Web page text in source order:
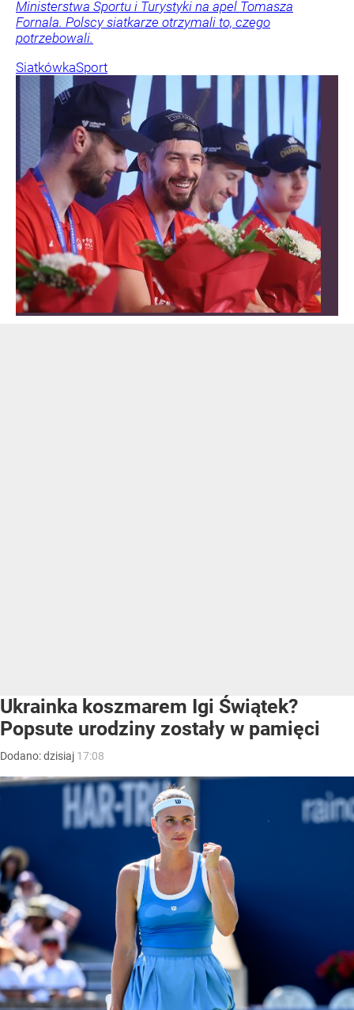
Ministerstwa Sportu i Turystyki na apel Tomasza
Fornala. Polscy siatkarze otrzymali to, czego
potrzebowali.
SiatkówkaSport
Ukrainka koszmarem Igi Świątek?
Popsute urodziny zostały w pamięci
Dodano:dzisiaj 17:08